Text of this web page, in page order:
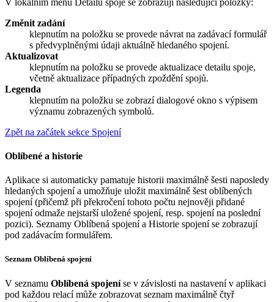
Změnit zadání
klepnutím na položku se provede návrat na zadávací formulář
s předvyplněnými údaji aktuálně hledaného spojení.
Aktualizovat
klepnutím na položku se provede aktualizace detailu spoje,
včetně aktualizace případných zpoždění spojů.
Legenda
klepnutím na položku se zobrazí dialogové okno s výpisem
významu zobrazených symbolů.
Zpět na začátek sekce Spojení
Oblíbené a historie
Aplikace si automaticky pamatuje historii maximálně šesti naposledy
hledaných spojení a umožňuje uložit maximálně šest oblíbených
spojení (přičemž při překročení tohoto počtu nejnověji přidané
spojení odmaže nejstarší uložené spojení, resp. spojení na poslední
pozici). Seznamy Oblíbená spojenía Historie spojeníse zobrazují
pod zadávacím formulářem.
Seznam Oblíbená spojení
V seznamu Oblíbená spojeníse v závislosti na nastavení v aplikaci
pod každou relací může zobrazovat seznam maximálně čtyř